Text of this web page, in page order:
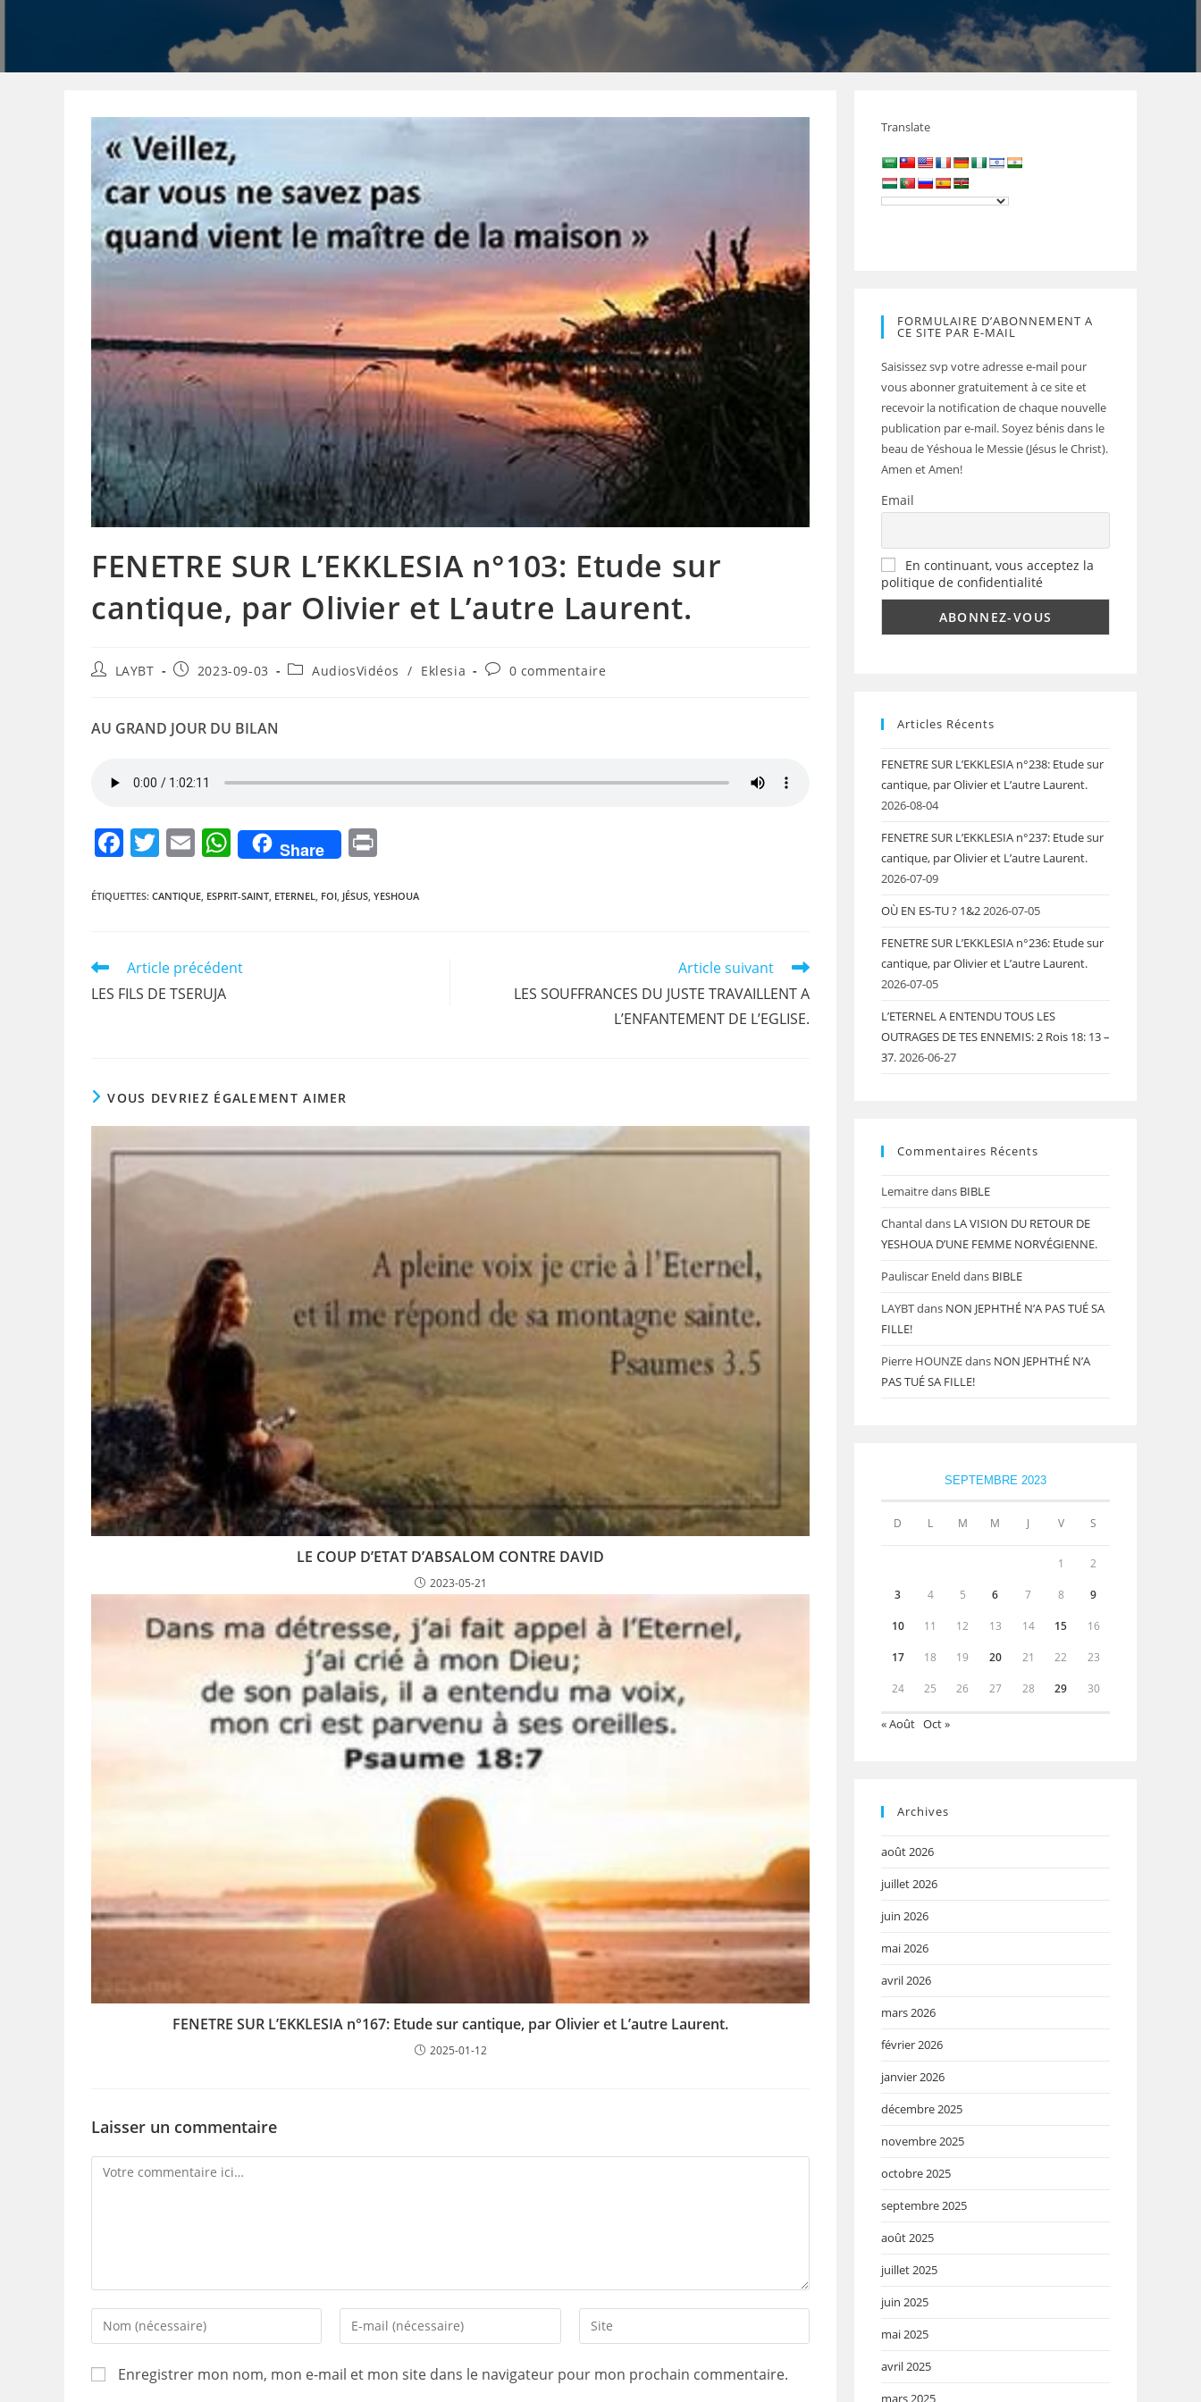
FENETRE SUR L’EKKLESIA n°103: Etude sur
cantique, par Olivier et L’autre Laurent.
Auteur/autrice
publication :
LAYBT
Publication
2023-09-03
PostAudiosVidéos / Eklesia
Commentaires
0 commentaire
AU GRAND JOUR DU BILAN
F
c
b
o
T
itt
E
ai
W
h
at
A
p
Share
t
ÉTIQUETTES: CANTIQUE, ESPRIT-SAINT, ETERNEL, FOI, JÉSUS, YESHOUA
Read
articles
Article précédent
LES FILS DE TSERUJA
Article suivant
LES SOUFFRANCES DU JUSTE TRAVAILLENT A
L’ENFANTEMENT DE L’EGLISE.
VOUS DEVRIEZ ÉGALEMENT AIMER
LE COUP D’ETAT D’ABSALOM CONTRE DAVID
2023-05-21
FENETRE SUR L’EKKLESIA n°167: Etude sur cantique, par Olivier et L’autre Laurent.
2025-01-12
Laisser un commentaire
Comment
Enter
your
name
or
Enter
your
address
Saisir
l’URL
votre
Enregistrer mon nom, mon e-mail et mon site dans le navigateur pour mon prochain commentaire.
Translate
FORMULAIRE D’ABONNEMENT A
CE SITE PAR E-MAIL
Saisissez svp votre adresse e-mail pour
vous abonner gratuitement à ce site et
recevoir la notification de chaque nouvelle
publication par e-mail. Soyez bénis dans le
beau de Yéshoua le Messie (Jésus le Christ).
Amen et Amen!
Email
En continuant, vous acceptez la
politique de confidentialité
Articles Récents
FENETRE SUR L’EKKLESIA n°238: Etude sur
cantique, par Olivier et L’autre Laurent.
2026-08-04
FENETRE SUR L’EKKLESIA n°237: Etude sur
cantique, par Olivier et L’autre Laurent.
2026-07-09
OÙ EN ES-TU ? 1&22026-07-05
FENETRE SUR L’EKKLESIA n°236: Etude sur
cantique, par Olivier et L’autre Laurent.
2026-07-05
L’ETERNEL A ENTENDU TOUS LES
OUTRAGES DE TES ENNEMIS: 2 Rois 18: 13 –
37.2026-06-27
Commentaires Récents
Lemaitredans BIBLE
Chantaldans LA VISION DU RETOUR DE
YESHOUA D’UNE FEMME NORVÉGIENNE.
Pauliscar Eneld dans BIBLE
LAYBTdans NON JEPHTHÉ N’A PAS TUÉ SA
FILLE!
Pierre HOUNZEdans NON JEPHTHÉ N’A
PAS TUÉ SA FILLE!
SEPTEMBRE 2023
D L M M J V S
1 2
3 4 5 6 7 8 9
10 11 12 13 14 15 16
17 18 19 20 21 22 23
24 25 26 27 28 29 30
« Août Oct »
Archives
août 2026
juillet 2026
juin 2026
mai 2026
avril 2026
mars 2026
février 2026
janvier 2026
décembre 2025
novembre 2025
octobre 2025
septembre 2025
août 2025
juillet 2025
juin 2025
mai 2025
avril 2025
mars 2025